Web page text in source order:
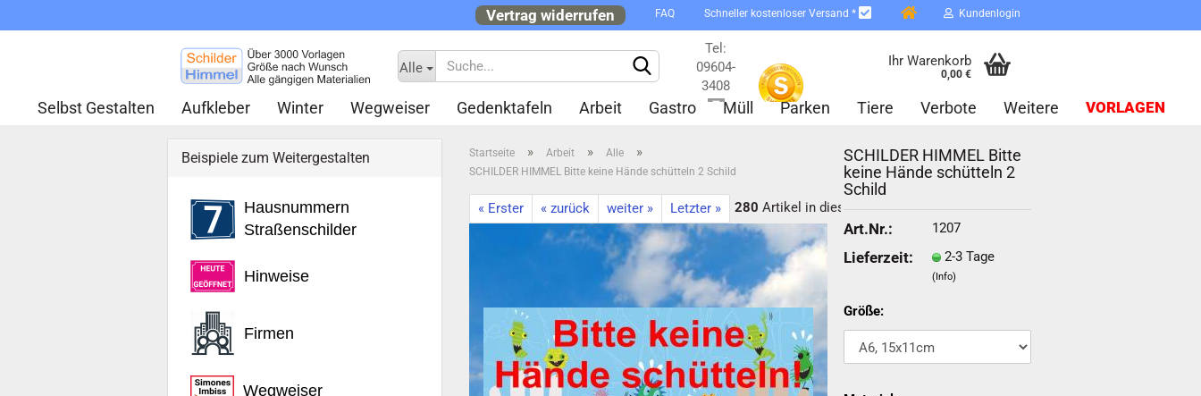
Vertrag widerrufen FAQ Schneller kostenloser Versand * Kundenlogin
Konto erstellen
Passwort vergessen?
Schnelle Anmeldung mit
Alle
Tel:
09604-
3408
Ihr Warenkorb
0,00 €
Selbst Gestalten Aufkleber Winter Wegweiser Gedenktafeln Arbeit Gastro Müll Parken Tiere Verbote VORLAGEN
Weitere
Startseite » Arbeit » Alle »
SCHILDER HIMMEL Bitte keine Hände schütteln 2 Schild
« Erster « zurück weiter » Letzter » 280 Artikel in dieser Kategorie
SCHILDER HIMMEL Bitte
keine Hände schütteln 2
Schild
Art.Nr.: 1207
Lieferzeit: 2-3 Tage
(Info)
Größe:
Beispiele zum Weitergestalten
Hausnummern
Straßenschilder
Hinweise
Firmen
Wegweiser